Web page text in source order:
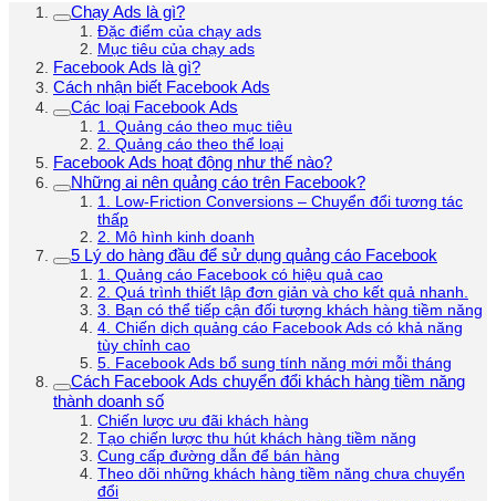
Chạy Ads là gì?
Đặc điểm của chạy ads
Mục tiêu của chạy ads
Facebook Ads là gì?
Cách nhận biết Facebook Ads
Các loại Facebook Ads
1. Quảng cáo theo mục tiêu
2. Quảng cáo theo thể loại
Facebook Ads hoạt động như thế nào?
Những ai nên quảng cáo trên Facebook?
1. Low-Friction Conversions – Chuyển đổi tương tác
thấp
2. Mô hình kinh doanh
5 Lý do hàng đầu để sử dụng quảng cáo Facebook
1. Quảng cáo Facebook có hiệu quả cao
2. Quá trình thiết lập đơn giản và cho kết quả nhanh.
3. Bạn có thể tiếp cận đối tượng khách hàng tiềm năng
4. Chiến dịch quảng cáo Facebook Ads có khả năng
tùy chỉnh cao
5. Facebook Ads bổ sung tính năng mới mỗi tháng
Cách Facebook Ads chuyển đổi khách hàng tiềm năng
thành doanh số
Chiến lược ưu đãi khách hàng
Tạo chiến lược thu hút khách hàng tiềm năng
Cung cấp đường dẫn để bán hàng
Theo dõi những khách hàng tiềm năng chưa chuyển
đổi